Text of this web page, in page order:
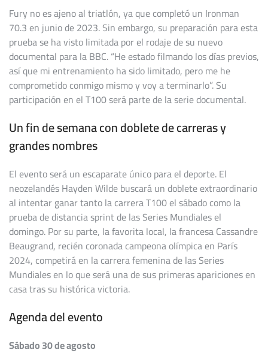
Fury no es ajeno al triatlón, ya que completó un Ironman
70.3 en junio de 2023. Sin embargo, su preparación para esta
prueba se ha visto limitada por el rodaje de su nuevo
documental para la BBC. “He estado filmando los días previos,
así que mi entrenamiento ha sido limitado, pero me he
comprometido conmigo mismo y voy a terminarlo”. Su
participación en el T100 será parte de la serie documental.
Un fin de semana con doblete de carreras y
grandes nombres
El evento será un escaparate único para el deporte. El
neozelandés Hayden Wilde buscará un doblete extraordinario
al intentar ganar tanto la carrera T100 el sábado como la
prueba de distancia sprint de las Series Mundiales el
domingo. Por su parte, la favorita local, la francesa Cassandre
Beaugrand, recién coronada campeona olímpica en París
2024, competirá en la carrera femenina de las Series
Mundiales en lo que será una de sus primeras apariciones en
casa tras su histórica victoria.
Agenda del evento
Sábado 30 de agosto